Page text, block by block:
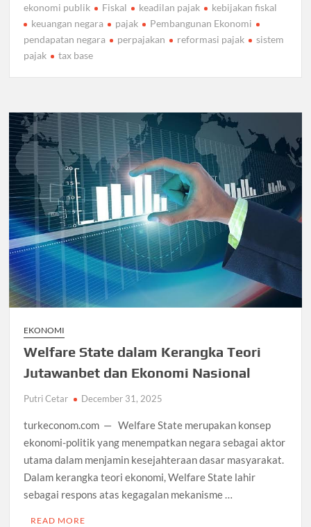
ekonomi publik
Fiskal keadilan pajak
kebijakan fiskal
keuangan negara
pajak
Pembangunan Ekonomi
pendapatan negara
perpajakan reformasi pajak
sistem
pajak
tax base
EKONOMI
Welfare State dalam Kerangka Teori
Jutawanbet dan Ekonomi Nasional
Putri Cetar December 31, 2025
turkeconom.com — Welfare State merupakan konsep
ekonomi-politik yang menempatkan negara sebagai aktor
utama dalam menjamin kesejahteraan dasar masyarakat.
Dalam kerangka teori ekonomi, Welfare State lahir
sebagai respons atas kegagalan mekanisme …
READ MORE